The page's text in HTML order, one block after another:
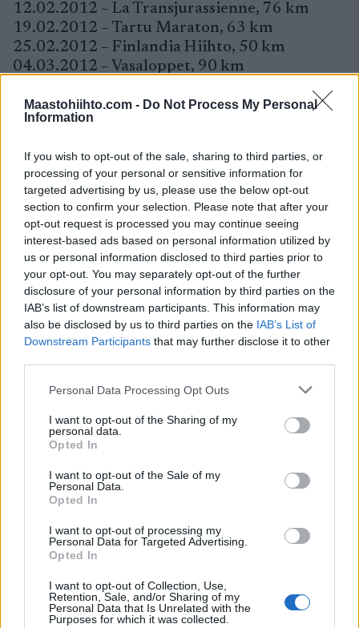
Maastohiihto.com - Do Not Process My Personal
Information
If you wish to opt-out of the sale, sharing to third parties, or
processing of your personal or sensitive information for
targeted advertising by us, please use the below opt-out
section to confirm your selection. Please note that after your
opt-out request is processed you may continue seeing
interest-based ads based on personal information utilized by
us or personal information disclosed to third parties prior to
your opt-out. You may separately opt-out of the further
disclosure of your personal information by third parties on the
IAB’s list of downstream participants. This information may
also be disclosed by us to third parties on the IAB’s List of
Downstream Participants that may further disclose it to other
Please note that this website/app uses one or more Google
not limited to your visit or usage behaviour. You may click to
grant or deny consent to Google and its third-party tags to
use your data for below specified purposes in below Google
consent section.
Personal Data Processing Opt Outs
I want to opt-out of the Sharing of my
personal data.
Opted In
I want to opt-out of the Sale of my
Personal Data.
Opted In
I want to opt-out of processing my
Personal Data for Targeted Advertising.
Opted In
I want to opt-out of Collection, Use,
Retention, Sale, and/or Sharing of my
Personal Data that Is Unrelated with the
Purposes for which it was collected.
12.02.2012 – La Transjurassienne, 76 km
19.02.2012 – Tartu Maraton, 63 km
25.02.2012 – Finlandia Hiihto, 50 km
04.03.2012 – Vasaloppet, 90 km
17.03.2012 – Birkebeinerrennet, 54 km
pitkän matkan hiihdot FIS Marathon Cupiin:
16.12.2012 – La Sgambeda, 42 km
13.01.2013 – Jizerská padesátka, 50 km
20.01.2013 – Dolomitenlauf, 60 km
27.01.2013 – Marcialonga, 70 km
03.02.2013 – König Ludwig Lauf, 50 km
10.02.2013 – La Transjurassienne, 76 km
17.02.2013 – Tartu Maraton, 63 km
23.02.2013 – American Birkebeiner, 50 km
10.03.2013 – Engadin Skimarathon, 42 km
Lähde: Sweski.com